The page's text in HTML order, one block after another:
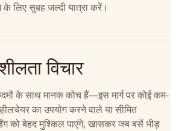
लिए सुबह जल्दी यात्रा करें।
विचार
के साथ मानक कोच हैं—इस मार्ग पर कोई कम-
का उपयोग करने वाले या सीमित
को बेहद मुश्किल पाएंगे, खासकर जब बसें भीड़